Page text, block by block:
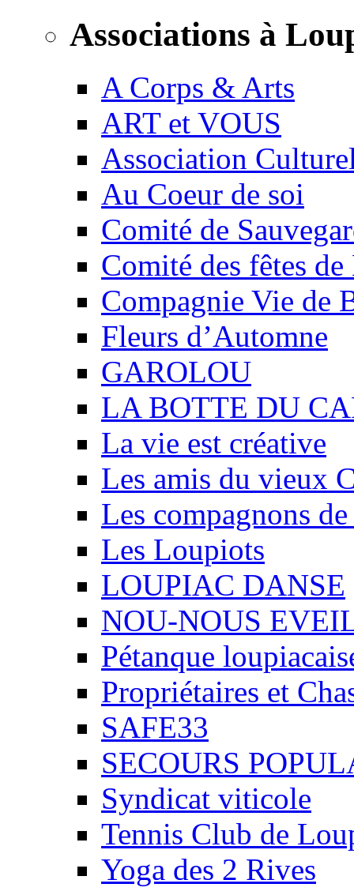
Associations à
A Corps & Arts
ART et VOUS
Association
Au Coeur de soi
Comité de
Comité des fêtes
Compagnie Vie de
Fleurs d’Automne
GAROLOU
LA BOTTE DU
La vie est créative
Les amis du vieux
Les compagnons
Les Loupiots
LOUPIAC DANSE
NOU-NOUS
Pétanque
Propriétaires et
SAFE33
SECOURS
Syndicat viticole
Tennis Club de
Yoga des 2 Rives